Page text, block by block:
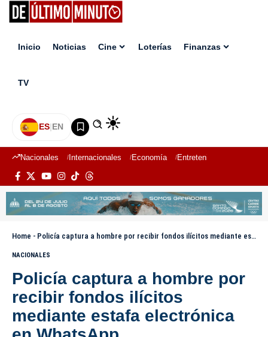
Inicio Noticias Cine Loterías Finanzas
TV
ES|EN
Nacionales Internacionales Economía Entretenimiento
Home - Policía captura a hombre por recibir fondos ilícitos mediante estafa electrónica en WhatsApp
NACIONALES
Policía captura a hombre por
recibir fondos ilícitos
mediante estafa electrónica